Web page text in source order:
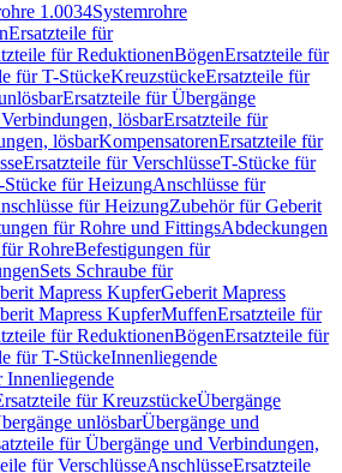
1.0034Systemrohre
Ersatzteile für
für ReduktionenBögenErsatzteile für
für T-StückeKreuzstückeErsatzteile für
Ersatzteile für Übergänge
lösbarErsatzteile für
lösbarKompensatorenErsatzteile für
Ersatzteile für VerschlüsseT-Stücke für
für HeizungAnschlüsse für
für HeizungZubehör für Geberit
für Rohre und FittingsAbdeckungen
RohreBefestigungen für
Sets Schraube für
Mapress KupferGeberit Mapress
Mapress KupferMuffenErsatzteile für
für ReduktionenBögenErsatzteile für
für T-StückeInnenliegende
Innenliegende
für KreuzstückeÜbergänge
unlösbarÜbergänge und
für Übergänge und Verbindungen,
für VerschlüsseAnschlüsseErsatzteile